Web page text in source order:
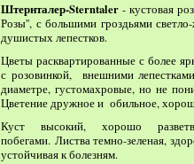
Штернталер-Sterntaler - кустовая
Розы'', с большими гроздьями
душистых лепестков.
Цветы расквартированные с более
с розовинкой, внешними
диаметре, густомахровые, но не
Цветение дружное и обильное,
Куст высокий, хорошо
побегами. Листва темно-зеленая,
устойчивая к болезням.